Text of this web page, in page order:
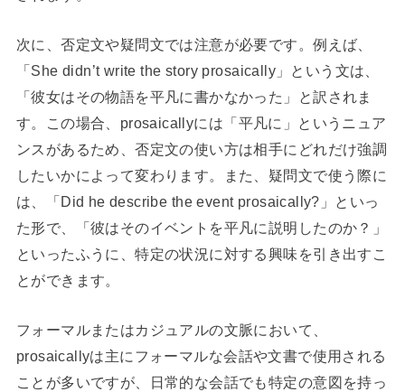
次に、否定文や疑問文では注意が必要です。例えば、
「She didn’t write the story prosaically」という文は、
「彼女はその物語を平凡に書かなかった」と訳されま
す。この場合、prosaicallyには「平凡に」というニュア
ンスがあるため、否定文の使い方は相手にどれだけ強調
したいかによって変わります。また、疑問文で使う際に
は、「Did he describe the event prosaically?」といっ
た形で、「彼はそのイベントを平凡に説明したのか？」
といったふうに、特定の状況に対する興味を引き出すこ
とができます。
フォーマルまたはカジュアルの文脈において、
prosaicallyは主にフォーマルな会話や文書で使用される
ことが多いですが、日常的な会話でも特定の意図を持っ